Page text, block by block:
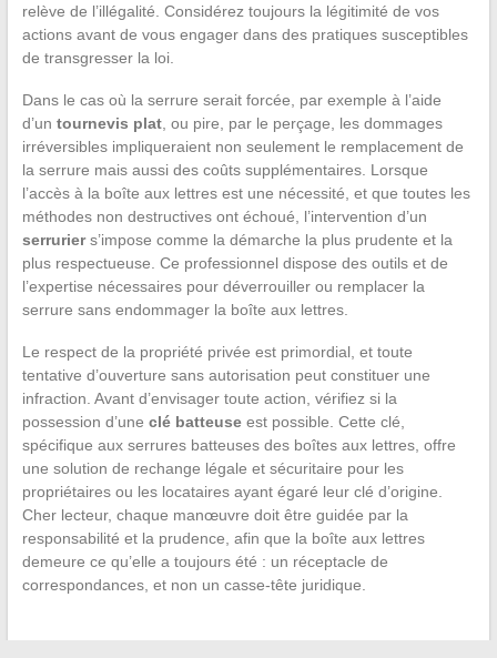
relève de l’illégalité. Considérez toujours la légitimité de vos
actions avant de vous engager dans des pratiques susceptibles
de transgresser la loi.
Dans le cas où la serrure serait forcée, par exemple à l’aide
d’un tournevis plat, ou pire, par le perçage, les dommages
irréversibles impliqueraient non seulement le remplacement de
la serrure mais aussi des coûts supplémentaires. Lorsque
l’accès à la boîte aux lettres est une nécessité, et que toutes les
méthodes non destructives ont échoué, l’intervention d’un
serruriers’impose comme la démarche la plus prudente et la
plus respectueuse. Ce professionnel dispose des outils et de
l’expertise nécessaires pour déverrouiller ou remplacer la
serrure sans endommager la boîte aux lettres.
Le respect de la propriété privée est primordial, et toute
tentative d’ouverture sans autorisation peut constituer une
infraction. Avant d’envisager toute action, vérifiez si la
possession d’une clé batteuseest possible. Cette clé,
spécifique aux serrures batteuses des boîtes aux lettres, offre
une solution de rechange légale et sécuritaire pour les
propriétaires ou les locataires ayant égaré leur clé d’origine.
Cher lecteur, chaque manœuvre doit être guidée par la
responsabilité et la prudence, afin que la boîte aux lettres
demeure ce qu’elle a toujours été : un réceptacle de
correspondances, et non un casse-tête juridique.